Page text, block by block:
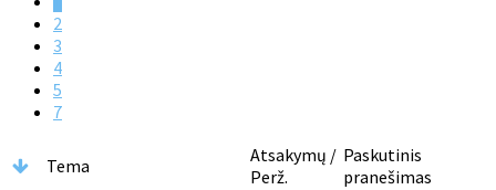
2
3
4
5
7
Tema
Atsakymų /
Perž.
Paskutinis
pranešimas